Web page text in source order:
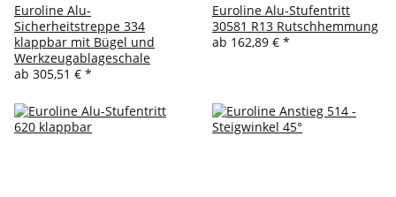
Euroline Alu-
Sicherheitstreppe 334
klappbar mit Bügel und
Werkzeugablageschale
ab 305,51 € *
Euroline Alu-Stufentritt
30581 R13 Rutschhemmung
ab 162,89 € *